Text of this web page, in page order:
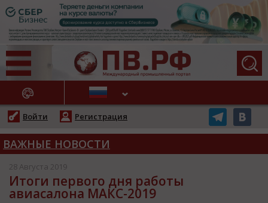
НОВОСТИ
Войти Регистрация
ВАЖНЫЕ НОВОСТИ
28 Августа 2019
Итоги первого дня работы
авиасалона МАКС-2019